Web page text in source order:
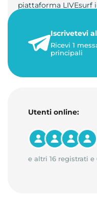
piattaforma LIVEsurf
23 maggio 2026
1 minuto di lettura
Iscrivetevi
Ricevi 1
principali
Utenti online:
e altri 16 registrati